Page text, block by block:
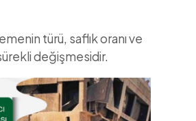
türü, saflık oranı ve
değişmesidir.